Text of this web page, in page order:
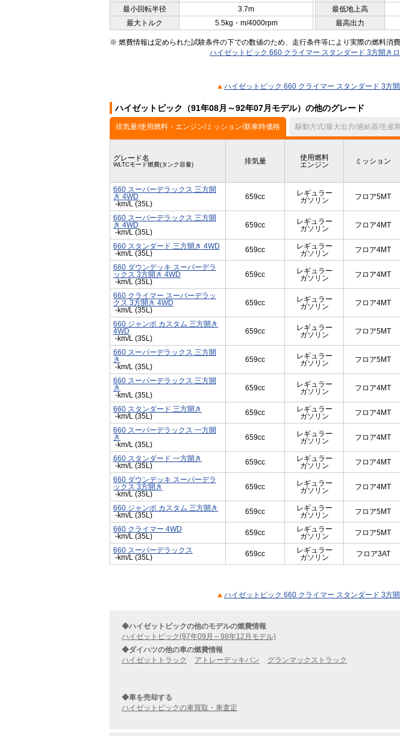
最小回転半径
3.7m 最低地上高
最大トルク
5.5kg・m/4000rpm 最高出力
※ 燃費情報は定められた試験条件の下での数値のため、走行条件等により実際の燃料消費
ハイゼットピック 660 クライマー スタンダード 3方開き
ハイゼットピック 660 クライマー スタンダード 3方
ハイゼットピック（91年08月～92年07月モデル）の他のグレード
排気量/使用燃料・エンジン/ミッション/新車時価格 駆動方式/最大出力/過給器/生産
グレード名
WLTCモード燃費(タンク容量) 排気量
使用燃料
エンジン
ミッション
660 スーパーデラックス 三方開
き 4WD
-km/L (35L)
659cc
レギュラー
ガソリン
フロア5MT
660 スーパーデラックス 三方開
き 4WD
-km/L (35L)
659cc
レギュラー
ガソリン
フロア4MT
660 スタンダード 三方開き 4WD
-km/L (35L)
659cc
レギュラー
ガソリン
フロア4MT
660 ダウンデッキ スーパーデラ
ックス 3方開き 4WD
-km/L (35L)
659cc
レギュラー
ガソリン
フロア4MT
660 クライマー スーパーデラッ
クス 3方開き 4WD
-km/L (35L)
659cc
レギュラー
ガソリン
フロア4MT
660 ジャンボ カスタム 三方開き
4WD
-km/L (35L)
659cc
レギュラー
ガソリン
フロア5MT
660 スーパーデラックス 三方開
き
-km/L (35L)
659cc
レギュラー
ガソリン
フロア5MT
660 スーパーデラックス 三方開
き
-km/L (35L)
659cc
レギュラー
ガソリン
フロア4MT
660 スタンダード 三方開き
-km/L (35L)
659cc
レギュラー
ガソリン
フロア4MT
660 スーパーデラックス 一方開
き
-km/L (35L)
659cc
レギュラー
ガソリン
フロア4MT
660 スタンダード 一方開き
-km/L (35L)
659cc
レギュラー
ガソリン
フロア4MT
660 ダウンデッキ スーパーデラ
ックス 3方開き
-km/L (35L)
659cc
レギュラー
ガソリン
フロア4MT
660 ジャンボ カスタム 三方開き
-km/L (35L)
659cc
レギュラー
ガソリン
フロア5MT
660 クライマー 4WD
-km/L (35L)
659cc
レギュラー
ガソリン
フロア5MT
660 スーパーデラックス
-km/L (35L)
659cc
レギュラー
ガソリン
フロア3AT
ハイゼットピック 660 クライマー スタンダード 3方
◆ハイゼットピックの他のモデルの燃費情報
ハイゼットピック(97年09月～98年12月モデル)
◆ダイハツの他の車の燃費情報
ハイゼットトラック
アトレーデッキバン グランマックストラック
◆車を売却する
ハイゼットピックの車買取・車査定